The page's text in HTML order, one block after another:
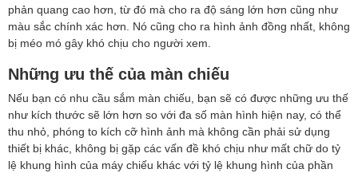
phản quang cao hơn, từ đó mà cho ra độ sáng lớn hơn cũng như
màu sắc chính xác hơn. Nó cũng cho ra hình ảnh đồng nhất, không
bị méo mó gây khó chịu cho người xem.
Những ưu thế của màn chiếu
Nếu bạn có nhu cầu sắm màn chiếu, bạn sẽ có được những ưu thế
như kích thước sẽ lớn hơn so với đa số màn hình hiện nay, có thể
thu nhỏ, phóng to kích cỡ hình ảnh mà không cần phải sử dụng
thiết bị khác, không bị gặp các vấn đề khó chịu như mất chữ do tỷ
lệ khung hình của máy chiếu khác với tỷ lệ khung hình của phần